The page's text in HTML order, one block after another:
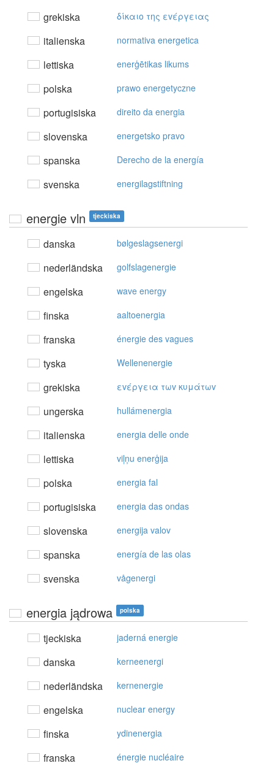
grekiska
δίκαιo της εvέργειας
italienska normativa energetica
lettiska enerģētikas likums
polska prawo energetyczne
portugisiska direito da energia
slovenska energetsko pravo
spanska Derecho de la energía
svenska energilagstiftning
energie vln tjeckiska
danska bølgeslagsenergi
nederländska golfslagenergie
engelska wave energy
finska aaltoenergia
franska énergie des vagues
tyska Wellenenergie
grekiska εvέργεια τωv κυμάτωv
ungerska hullámenergia
italienska energia delle onde
lettiska viļņu enerģija
polska energia fal
portugisiska energia das ondas
slovenska energija valov
spanska energía de las olas
svenska vågenergi
energia jądrowa polska
tjeckiska jaderná energie
danska kerneenergi
nederländska kernenergie
engelska nuclear energy
finska ydinenergia
franska énergie nucléaire